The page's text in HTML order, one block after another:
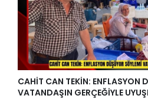
CAHİT CAN TEKİN: ENFLASYON
VATANDAŞIN GERÇEĞİYLE